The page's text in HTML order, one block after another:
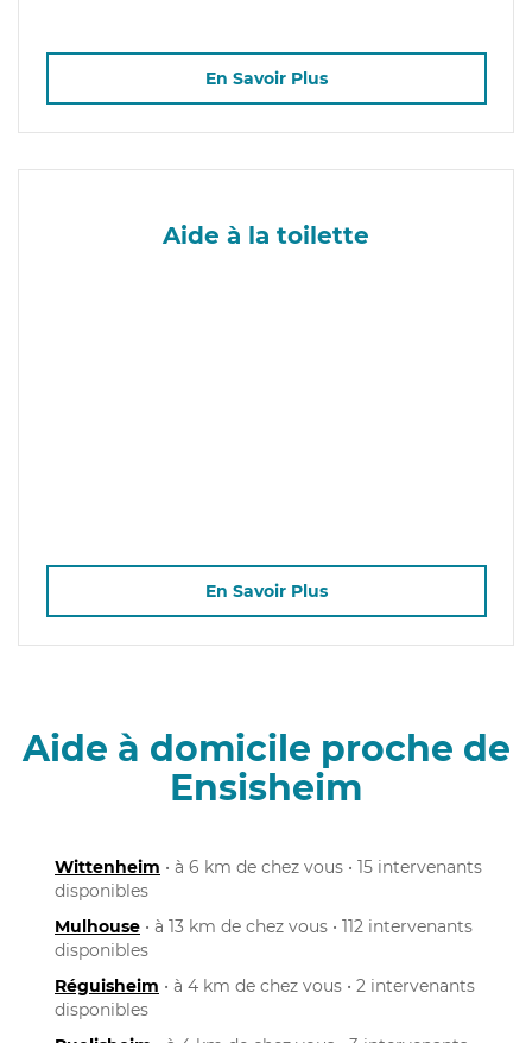
En Savoir Plus
Aide à la toilette
En Savoir Plus
Aide à domicile proche de
Ensisheim
Wittenheim • à 6 km de chez vous • 15 intervenants
disponibles
Mulhouse • à 13 km de chez vous • 112 intervenants
disponibles
Réguisheim • à 4 km de chez vous • 2 intervenants
disponibles